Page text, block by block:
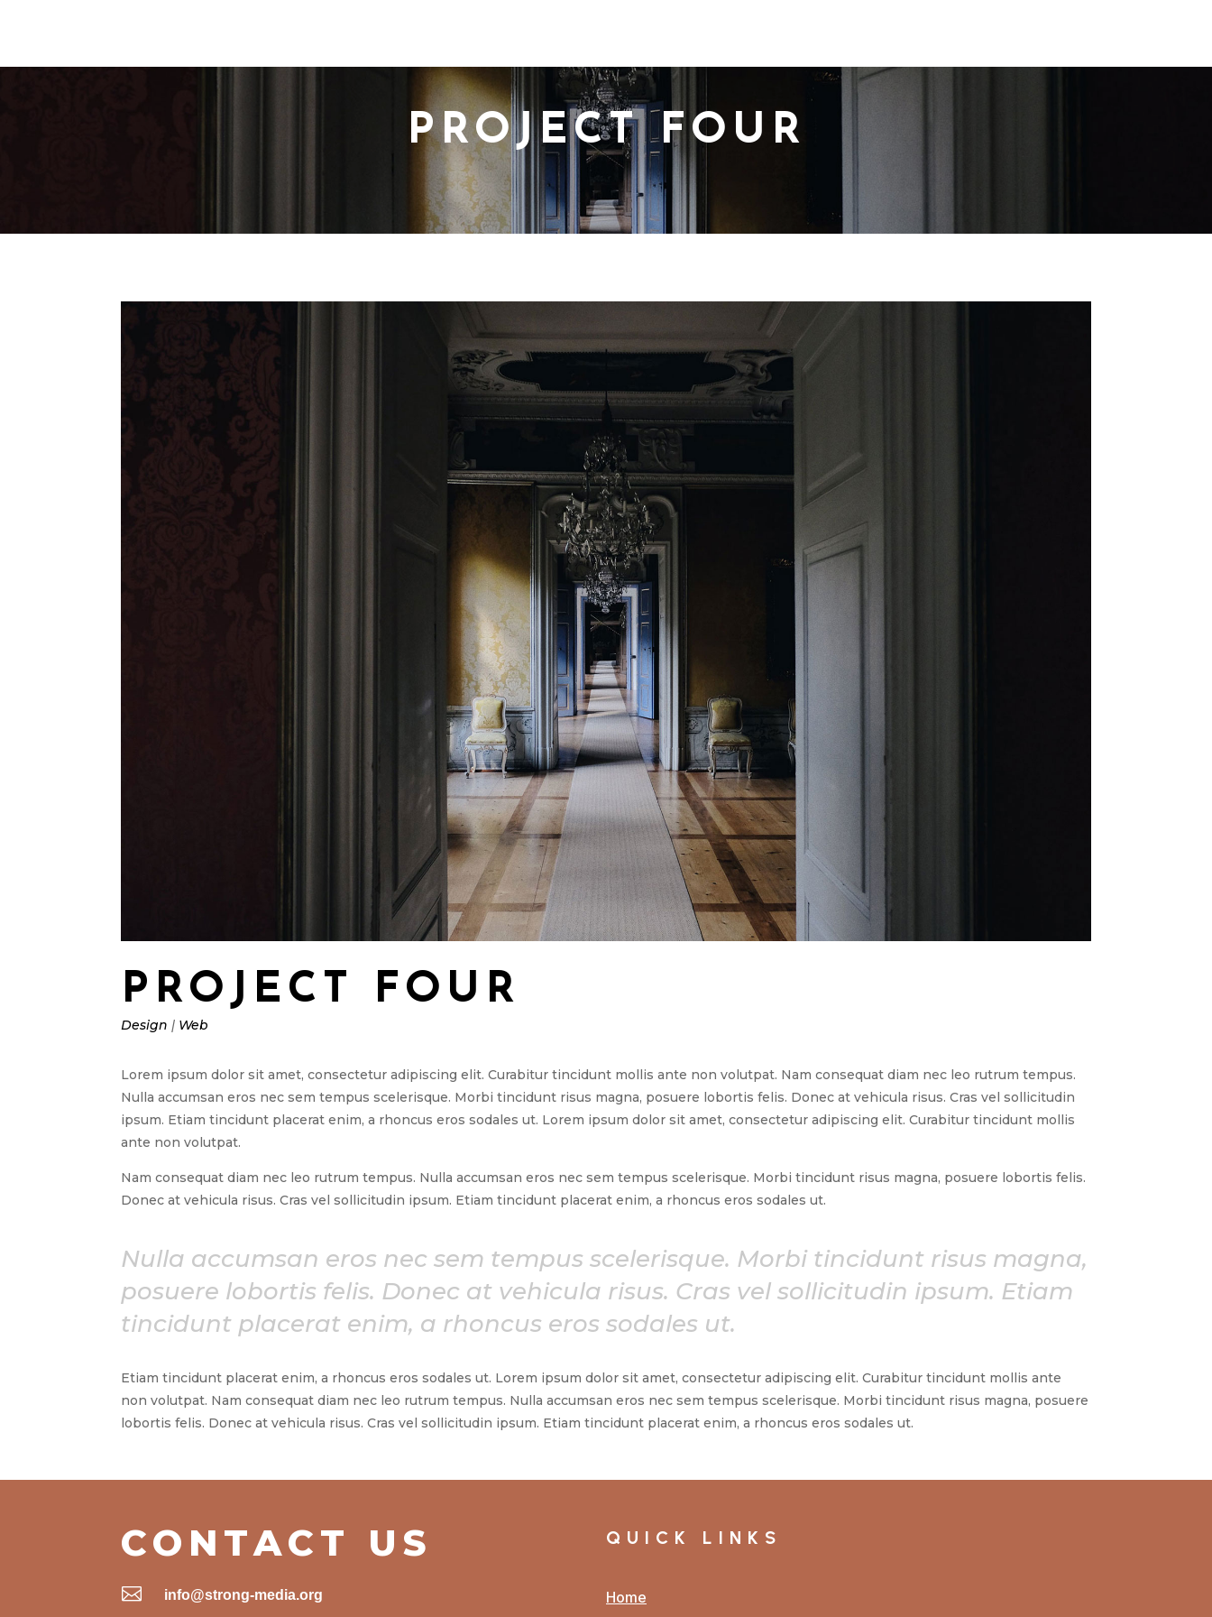
PROJECT FOUR
PROJECT FOUR
Design | Web
Lorem ipsum dolor sit amet, consectetur adipiscing elit. Curabitur tincidunt mollis ante non volutpat. Nam consequat diam nec leo rutrum tempus.
Nulla accumsan eros nec sem tempus scelerisque. Morbi tincidunt risus magna, posuere lobortis felis. Donec at vehicula risus. Cras vel sollicitudin
ipsum. Etiam tincidunt placerat enim, a rhoncus eros sodales ut. Lorem ipsum dolor sit amet, consectetur adipiscing elit. Curabitur tincidunt mollis
ante non volutpat.
Nam consequat diam nec leo rutrum tempus. Nulla accumsan eros nec sem tempus scelerisque. Morbi tincidunt risus magna, posuere lobortis felis.
Donec at vehicula risus. Cras vel sollicitudin ipsum. Etiam tincidunt placerat enim, a rhoncus eros sodales ut.
Nulla accumsan eros nec sem tempus scelerisque. Morbi tincidunt risus magna,
posuere lobortis felis. Donec at vehicula risus. Cras vel sollicitudin ipsum. Etiam
tincidunt placerat enim, a rhoncus eros sodales ut.
Etiam tincidunt placerat enim, a rhoncus eros sodales ut. Lorem ipsum dolor sit amet, consectetur adipiscing elit. Curabitur tincidunt mollis ante
non volutpat. Nam consequat diam nec leo rutrum tempus. Nulla accumsan eros nec sem tempus scelerisque. Morbi tincidunt risus magna, posuere
lobortis felis. Donec at vehicula risus. Cras vel sollicitudin ipsum. Etiam tincidunt placerat enim, a rhoncus eros sodales ut.
CONTACT US
 info@strong-media.org
QUICK LINKS
Home